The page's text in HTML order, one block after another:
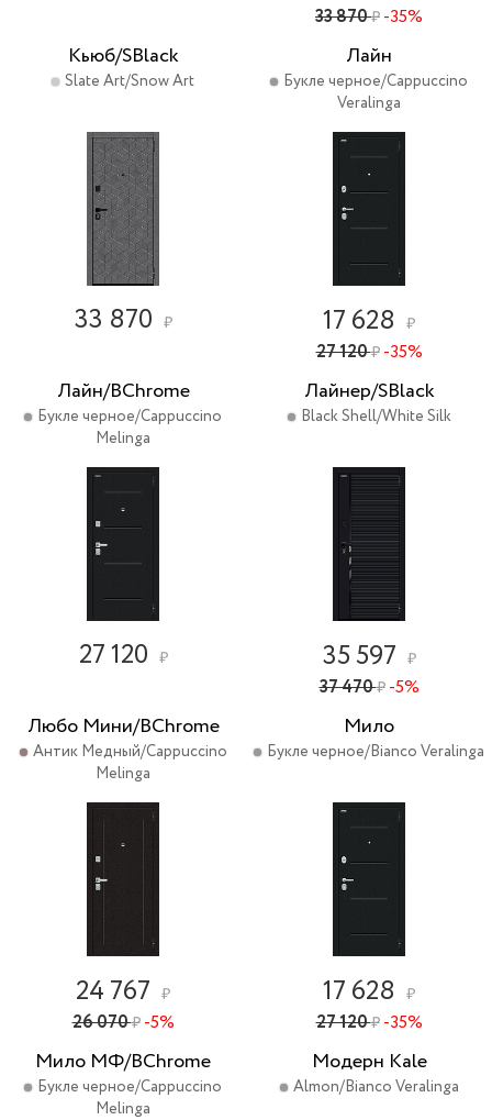
33 870₽ -35%
Кьюб/SBlack
Slate Art/Snow Art
33 870 ₽
Лайн
Букле черное/Cappuccino
Veralinga
17 628 ₽
27 120₽ -35%
Лайн/BChrome
Букле черное/Cappuccino
Melinga
27 120 ₽
Лайнер/SBlack
Black Shell/White Silk
35 597 ₽
37 470₽ -5%
Любо Мини/BChrome
Антик Медный/Cappuccino
Melinga
24 767 ₽
26 070₽ -5%
Мило
Букле черное/Bianco Veralinga
17 628 ₽
27 120₽ -35%
Мило МФ/BChrome
Букле черное/Cappuccino
Melinga
Модерн Kale
Almon/Bianco Veralinga